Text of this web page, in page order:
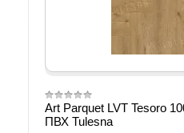
Art Parquet LVT Tesoro
ПВХ Tulesna